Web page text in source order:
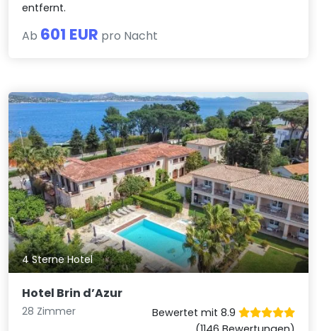
entfernt.
Ab 601 EUR pro Nacht
4 Sterne Hotel
Hotel Brin d’Azur
28 Zimmer
Bewertet mit 8.9